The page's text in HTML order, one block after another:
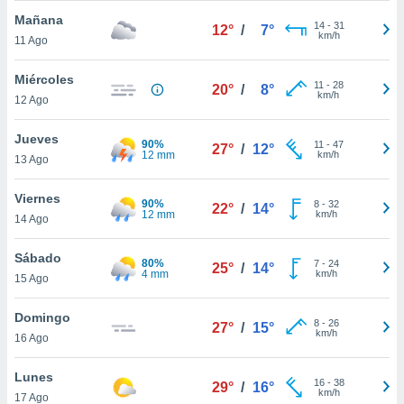
en
más
y
de
aceptar
Mañana
11 Ago
12° / 7° 14- 31
km/h
Miércoles
12 Ago
20° / 8° 11 - 28
km/h
Jueves
13 Ago
90%
12 mm
27° / 12° 11 - 47
km/h
Viernes
14 Ago
90%
12 mm
22° / 14° 8- 32
km/h
Sábado
15 Ago
80%
4 mm
25° / 14° 7- 24
km/h
Domingo
16 Ago
27° / 15° 8- 26
km/h
Lunes
17 Ago
29° / 16° 16- 38
km/h